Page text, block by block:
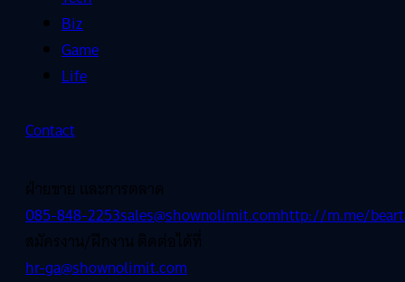
Biz
Game
Life
Contact
ฝ่ายขาย และการตลาด
085-848-2253sales@shownolimit.comhttp://m.me/
สมัครงาน/ฝึกงาน ติดต่อได้ที่
hr-ga@shownolimit.com